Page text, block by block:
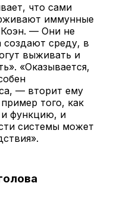
что сами
иммунные
— Они не
среду, в
выживать и
«Оказывается,
— вторит ему
того, как
и функцию, и
системы может